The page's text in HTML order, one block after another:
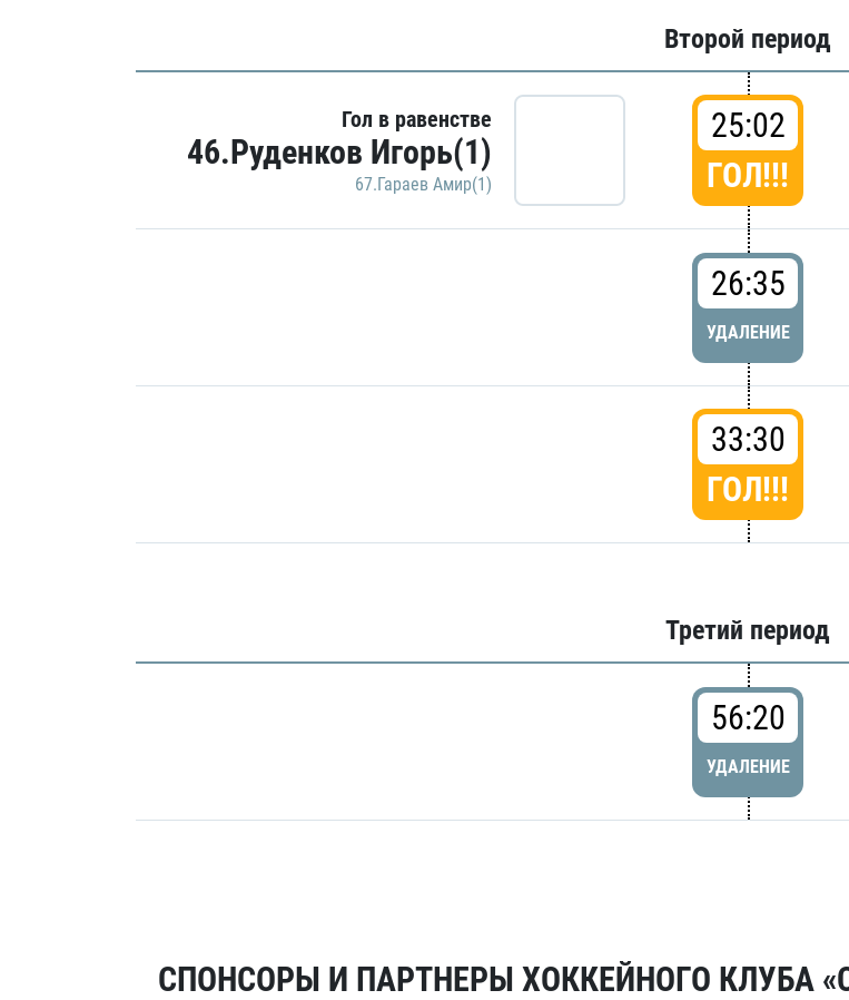
Второй период
Гол в равенстве
46.Руденков Игорь(1)
67.Гараев Амир(1)
25:02
ГОЛ!!!
26:35
УДАЛЕНИЕ
33:30
ГОЛ!!!
Третий период
56:20
УДАЛЕНИЕ
СПОНСОРЫ И ПАРТНЕРЫ ХОККЕЙНОГО КЛУБА